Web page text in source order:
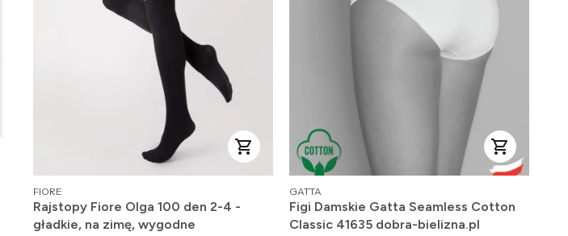
PRODUCENT
FIORE
Rajstopy Fiore Olga 100 den 2-4 -
gładkie, na zimę, wygodne
PRODUCENT
GATTA
Figi Damskie Gatta Seamless Cotton
Classic 41635 dobra-bielizna.pl